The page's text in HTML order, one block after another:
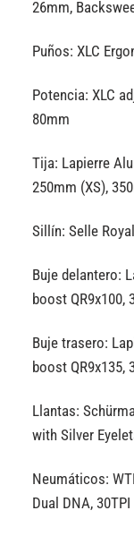
26mm,
Puños: XLC
Potencia: XLC
80mm
Tija: Lapierre
250mm (XS),
Sillín: Selle
Buje delantero:
boost QR9x100,
Buje trasero:
boost QR9x135,
Llantas:
with Silver
Neumáticos:
Dual DNA,